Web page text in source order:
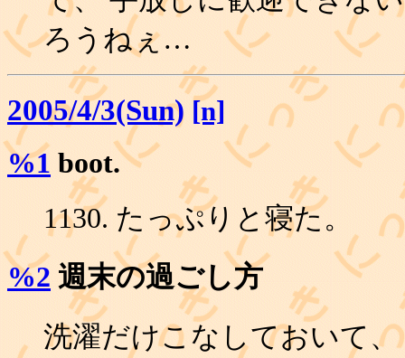
ろうねぇ…
2005/4/3(Sun) [n]
%1 boot.
1130. たっぷりと寝た。
%2 週末の過ごし方
洗濯だけこなしておいて